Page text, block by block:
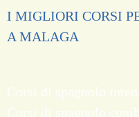
I MIGLIORI CORSI
A MALAGA